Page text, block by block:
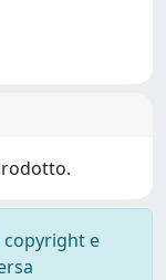
copyright e